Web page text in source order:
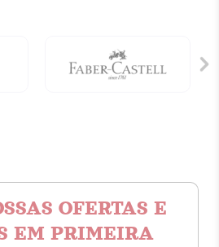
OFERTAS E
EM PRIMEIRA